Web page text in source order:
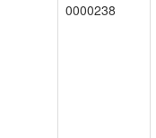
0000238